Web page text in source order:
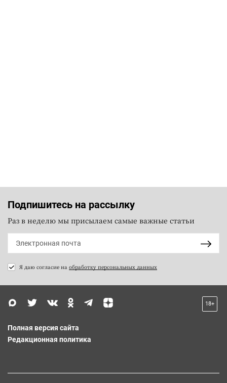
Подпишитесь на рассылку
Раз в неделю мы присылаем самые важные статьи
Я даю согласие на обработку персональных данных
18+
Полная версия сайта
Редакционная политика